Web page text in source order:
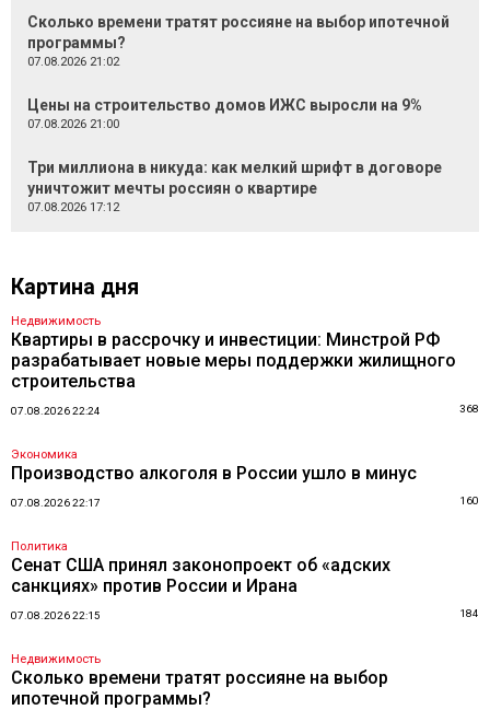
Сколько времени тратят россияне на выбор ипотечной
программы?
07.08.2026 21:02
Цены на строительство домов ИЖС выросли на 9%
07.08.2026 21:00
Три миллиона в никуда: как мелкий шрифт в договоре
уничтожит мечты россиян о квартире
07.08.2026 17:12
Картина дня
Недвижимость
Квартиры в рассрочку и инвестиции: Минстрой РФ
разрабатывает новые меры поддержки жилищного
строительства
07.08.2026 22:24 368
Экономика
Производство алкоголя в России ушло в минус
07.08.2026 22:17 160
Политика
Сенат США принял законопроект об «адских
санкциях» против России и Ирана
07.08.2026 22:15 184
Недвижимость
Сколько времени тратят россияне на выбор
ипотечной программы?